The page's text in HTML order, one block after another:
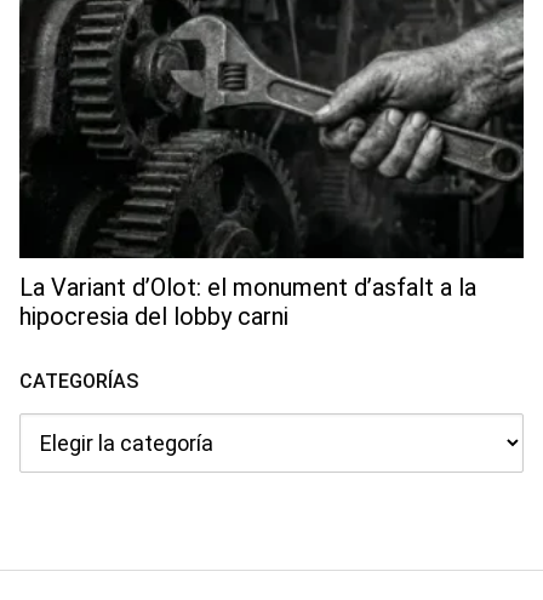
La Variant d’Olot: el monument d’asfalt a la
hipocresia del lobby carni
CATEGORÍAS